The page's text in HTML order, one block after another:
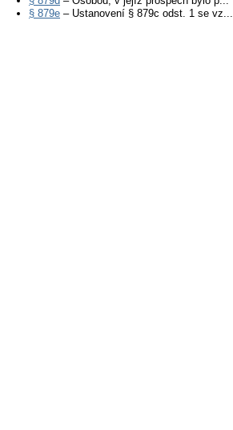
§ 879e – Ustanovení § 879c odst. 1 se vz...